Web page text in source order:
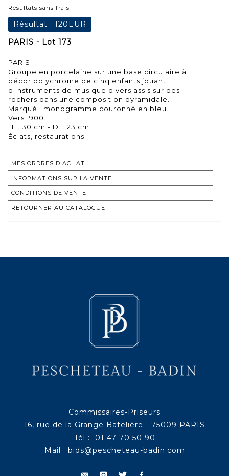
Résultats sans frais
Résultat : 120EUR
PARIS - Lot 173
PARIS
Groupe en porcelaine sur une base circulaire à
décor polychrome de cinq enfants jouant
d'instruments de musique divers assis sur des
rochers dans une composition pyramidale.
Marqué : monogramme couronné en bleu.
Vers 1900.
H. : 30 cm - D. : 23 cm
Éclats, restaurations.
MES ORDRES D'ACHAT
INFORMATIONS SUR LA VENTE
CONDITIONS DE VENTE
RETOURNER AU CATALOGUE
Commissaires-Priseurs
16, rue de la Grange Batelière - 75009 PARIS
Tél : 01 47 70 50 90
Mail : bids@pescheteau-badin.com